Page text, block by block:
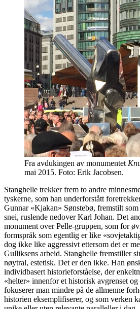
Fra avdukingen av monumentet
mai 2015. Foto: Erik Jacobsen.
Stanghelle trekker frem to andre
tyskerne, som han underforstått
Gunnar «Kjakan» Sønstebø, fremstilt
snei, ruslende nedover Karl Johan. Det
monument over Pelle-gruppen, som for
formspråk som egentlig er like
dog ikke like aggressivt ettersom det er
Gulliksens arbeid. Stanghelle fremstiller
nøytral, estetisk. Det er den ikke. Han
individbasert historieforståelse, der
«helter» innenfor et historisk avgrenset
fokuserer man mindre på de allmenne
historien eksemplifiserer, og som verken